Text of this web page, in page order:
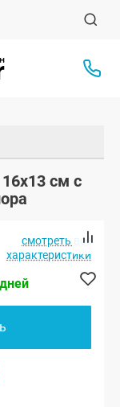
см с
смотреть все
характеристики